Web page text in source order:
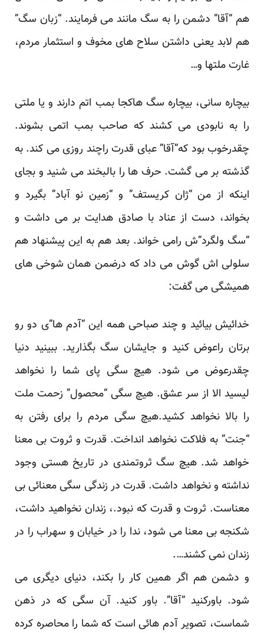
هم “آقا” دشمن را به سگ مانند می فرمایند. “زبان سگ”
هم لابد یعنی داشتن سلاح های مخوف و استثمار مردم،
غارت ملتها و…
بیچاره سانی، بیچاره سگ هاکجا بمب اتم دارند و یا ملتی
را به نابودی می کشند که صاحب بمب اتمی بشوند.
چقدرخوب بود که”آقا” عبای قدرت راچند روزی می کند. به
گذشته بر می گشت. حرف ها را بالبخند می شنید و بجای
اینکه از من “ژان کریستف” و “زمین نو آباد” بگیرد و
بخواند، دست از عناد با صادق هدایت بر می داشت و
“سگ ولگرد”ش رامی خواند. بعد هم به این پیشنهاد هم
سلولی اش گوش می داد که درضمن همان شوخی های
همیشگی می گفت:
خدائیش بیائید و چند صباحی همه این “آدم ها”ی دو رو
برتان راعوض کنید و جایشان سگ بگذارید. ببینید دنیا
چقدرعوض می شود. هیچ سگی پای شما را نخواهد
لیسید الا از سر عشق. هیچ سگی “محصول” زحمت ملت
را بالا نخواهد کشید.هیچ سگی مردم را برای رفتن به
“جنت” به فلاکت نخواهد انداخت. قدرت و ثروت بی معنا
خواهد شد. هیچ سگ ثروتمندی در تاریخ هستی وجود
نداشته و نخواهد داشت. قدرت در زندگی سگی معنائی بی
معناست. ثروت و قدرت که نبود.، زندان نخواهید داشت،
شکنجه بی معنا می شود، ندا را در خیابان و سهراب را در
زندان نمی کشند….
و دشمن هم اگر همین کار را بکند، دنیای دیگری می
شود. باورکنید “آقا”. باور کنید. آن سگی که در ذهن
شماست، تصویر آدم هائی است که شما را محاصره کرده